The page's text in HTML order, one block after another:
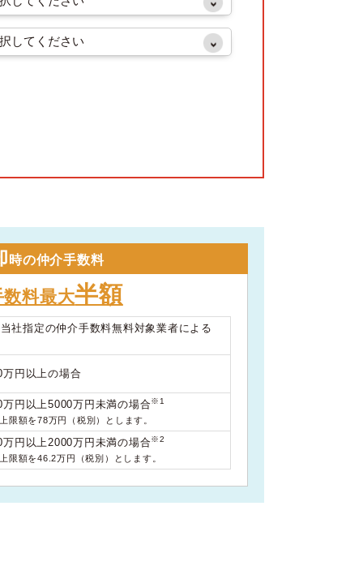
時の仲介手数料
数料最大半額
社指定の仲介手数料無料対象業者による
円以上の場合
円以上5000万円未満の場合※1
限額を78万円（税別）とします。
円以上2000万円未満の場合※2
限額を46.2万円（税別）とします。